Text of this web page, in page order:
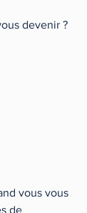
devenir ?
vous vous
de